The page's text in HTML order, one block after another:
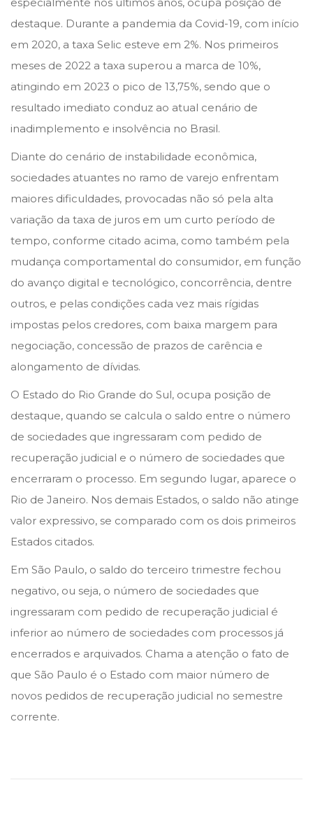
destaque. Durante a pandemia da Covid-19, com início
em 2020, a taxa Selic esteve em 2%. Nos primeiros
meses de 2022 a taxa superou a marca de 10%,
atingindo em 2023 o pico de 13,75%, sendo que o
resultado imediato conduz ao atual cenário de
inadimplemento e insolvência no Brasil.
Diante do cenário de instabilidade econômica,
sociedades atuantes no ramo de varejo enfrentam
maiores dificuldades, provocadas não só pela alta
variação da taxa de juros em um curto período de
tempo, conforme citado acima, como também pela
mudança comportamental do consumidor, em função
do avanço digital e tecnológico, concorrência, dentre
outros, e pelas condições cada vez mais rígidas
impostas pelos credores, com baixa margem para
negociação, concessão de prazos de carência e
alongamento de dívidas.
O Estado do Rio Grande do Sul, ocupa posição de
destaque, quando se calcula o saldo entre o número
de sociedades que ingressaram com pedido de
recuperação judicial e o número de sociedades que
encerraram o processo. Em segundo lugar, aparece o
Rio de Janeiro. Nos demais Estados, o saldo não atinge
valor expressivo, se comparado com os dois primeiros
Estados citados.
Em São Paulo, o saldo do terceiro trimestre fechou
negativo, ou seja, o número de sociedades que
ingressaram com pedido de recuperação judicial é
inferior ao número de sociedades com processos já
encerrados e arquivados. Chama a atenção o fato de
que São Paulo é o Estado com maior número de
novos pedidos de recuperação judicial no semestre
corrente.